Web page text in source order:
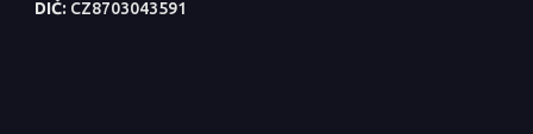
DIČ: CZ8703043591